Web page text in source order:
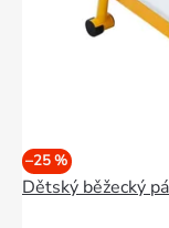
–25 %
Dětský běžecký